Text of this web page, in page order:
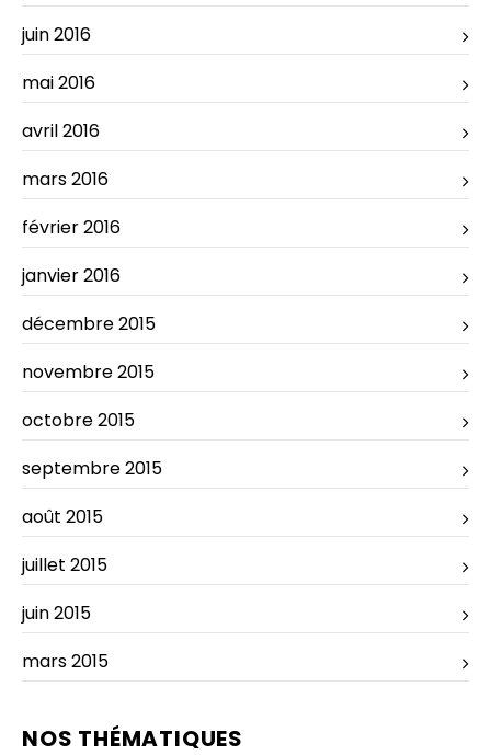
juin 2016
mai 2016
avril 2016
mars 2016
février 2016
janvier 2016
décembre 2015
novembre 2015
octobre 2015
septembre 2015
août 2015
juillet 2015
juin 2015
mars 2015
NOS THÉMATIQUES